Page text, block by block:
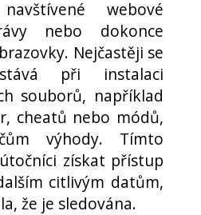
webové
nebo dokonce
Nejčastěji se
při instalaci
souborů, například
cheatů nebo módů,
výhody. Tímto
získat přístup
citlivým datům,
že je sledována.